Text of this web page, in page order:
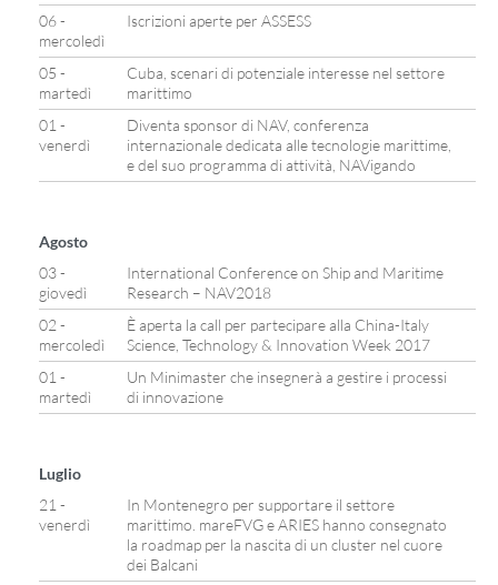
06 -
mercoledì
Iscrizioni aperte per ASSESS
05 -
martedì
Cuba, scenari di potenziale interesse nel settore
marittimo
01 -
venerdì
Diventa sponsor di NAV, conferenza
internazionale dedicata alle tecnologie marittime,
e del suo programma di attività, NAVigando
Agosto
03 -
giovedì
International Conference on Ship and Maritime
Research – NAV2018
02 -
mercoledì
È aperta la call per partecipare alla China-Italy
Science, Technology & Innovation Week 2017
01 -
martedì
Un Minimaster che insegnerà a gestire i processi
di innovazione
Luglio
21 -
venerdì
In Montenegro per supportare il settore
marittimo. mareFVG e ARIES hanno consegnato
la roadmap per la nascita di un cluster nel cuore
dei Balcani